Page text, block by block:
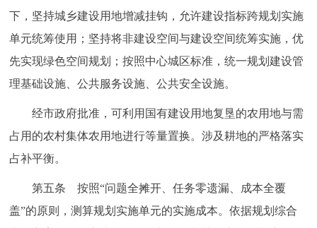
下，坚持城乡建设用地增减挂钩，允许建设指标跨规划实施
单元统筹使用；坚持将非建设空间与建设空间统筹实施，优
先实现绿色空间规划；按照中心城区标准，统一规划建设管
理基础设施、公共服务设施、公共安全设施。
经市政府批准，可利用国有建设用地复垦的农用地与需
占用的农村集体农用地进行等量置换。涉及耕地的严格落实
占补平衡。
第五条 按照“问题全摊开、任务零遗漏、成本全覆
盖”的原则，测算规划实施单元的实施成本。依据规划综合